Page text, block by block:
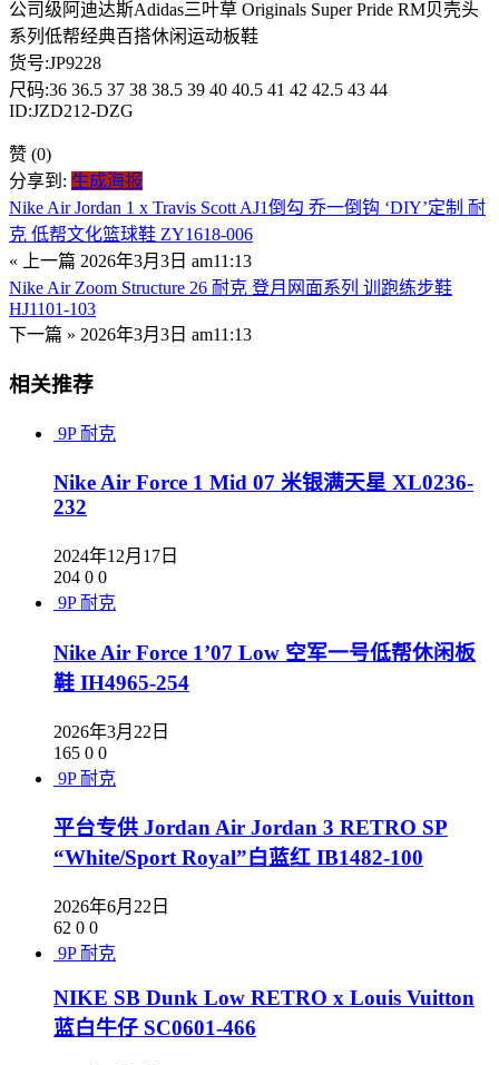
公司级阿迪达斯Adidas三叶草 Originals Super Pride RM贝壳头
系列低帮经典百搭休闲运动板鞋
货号:JP9228
尺码:36 36.5 37 38 38.5 39 40 40.5 41 42 42.5 43 44
ID:JZD212-DZG
赞 (0)
分享到: 生成海报
Nike Air Jordan 1 x Travis Scott AJ1倒勾 乔一倒钩 ‘DIY’定制 耐
克 低帮文化篮球鞋 ZY1618-006
« 上一篇 2026年3月3日 am11:13
Nike Air Zoom Structure 26 耐克 登月网面系列 训跑练步鞋
HJ1101-103
下一篇 » 2026年3月3日 am11:13
相关推荐
9P 耐克
Nike Air Force 1 Mid 07 米银满天星 XL0236-
232
2024年12月17日
204 0 0
9P 耐克
Nike Air Force 1’07 Low 空军一号低帮休闲板
鞋 IH4965-254
2026年3月22日
165 0 0
9P 耐克
平台专供 Jordan Air Jordan 3 RETRO SP
“White/Sport Royal”白蓝红 IB1482-100
2026年6月22日
62 0 0
9P 耐克
NIKE SB Dunk Low RETRO x Louis Vuitton
蓝白牛仔 SC0601-466